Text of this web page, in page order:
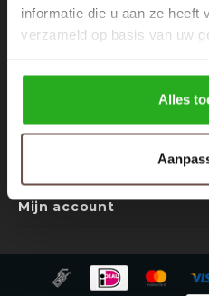
informatie die u aan ze heeft
verzameld op basis van uw
Alles
Jumpsuites
Hoodies
Body's
Tracksuits
Sweaters
Jassen
Tracksuits
Bodywarmers
Trackpants
Overhemden
Contact
Volg
Mijn account